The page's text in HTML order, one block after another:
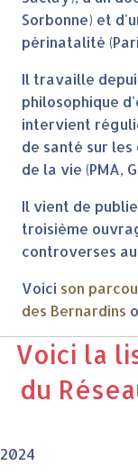
Sorbonne) et
périnatalité
Il travaille
philosophique
intervient
de santé sur
de la vie (PMA,
Il vient de
troisième
controverses
Voici son
des Bernardins
Voici la
du
2024